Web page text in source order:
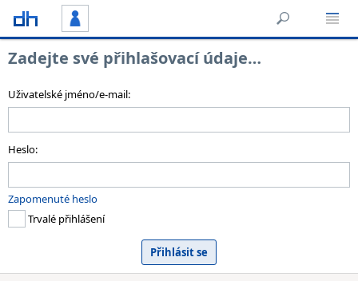
Zadejte své přihlašovací údaje…
Uživatelské jméno/e-mail:
Heslo:
Zapomenuté heslo
Trvalé přihlášení